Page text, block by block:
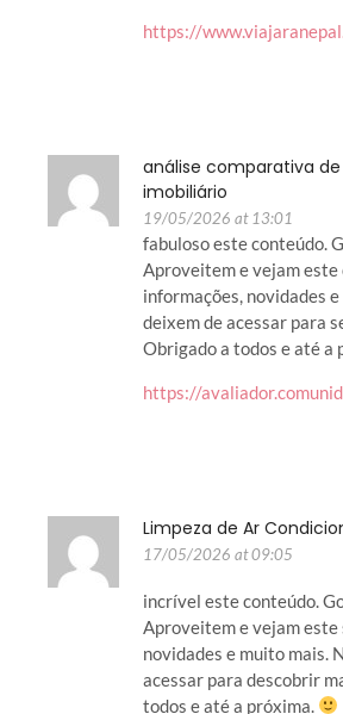
https://
análise comparativa
imobiliário
19/05/2026 at 13:01
fabuloso este conteúdo.
Aproveitem e vejam este
informações, novidades
deixem de acessar para
Obrigado a todos e até a
https://
Limpeza de Ar
17/05/2026 at 09:05
incrível este conteúdo.
Aproveitem e vejam este
novidades e muito mais.
acessar para descobrir
todos e até a próxima.